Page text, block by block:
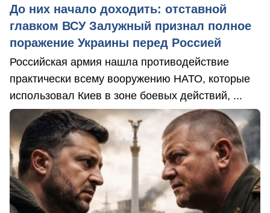
До них начало доходить: отставной
главком ВСУ Залужный признал полное
поражение Украины перед Россией
Российская армия нашла противодействие
практически всему вооружению НАТО, которые
использовал Киев в зоне боевых действий, ...